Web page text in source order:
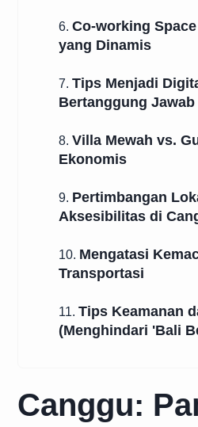
6. Co-working
yang Dinamis
7. Tips Menjadi
Bertanggung
8. Villa Mewah vs.
Ekonomis
9. Pertimbangan
Aksesibilitas di
10. Mengatasi
Transportasi
11. Tips Keamanan
(Menghindari 'Bali
Canggu: